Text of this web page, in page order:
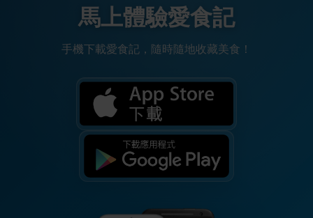
馬上體驗愛食記
手機下載愛食記，隨時隨地收藏美食！